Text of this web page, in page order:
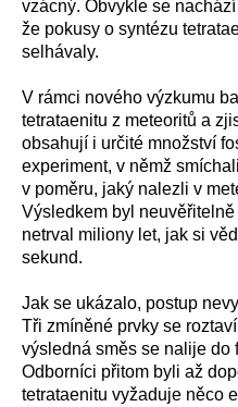
vzácný. Obvykle se
že pokusy o syntézu
selhávaly.
V rámci nového výzkumu
tetrataenitu z meteoritů a
obsahují i určité množství
experiment, v němž
v poměru, jaký nalezli v
Výsledkem byl
netrval miliony let, jak si
sekund.
Jak se ukázalo, postup
Tři zmíněné prvky se
výsledná směs se nalije do
Odborníci přitom byli až
tetrataenitu vyžaduje něco